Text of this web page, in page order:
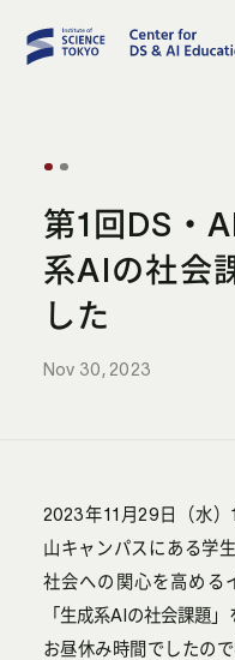
第1回DS・
系AIの社会
した
Nov 30, 2023
2023年11月29日（水）
山キャンパスにある学
社会への関心を高める
「生成系AIの社会課題」
お昼休み時間でしたの